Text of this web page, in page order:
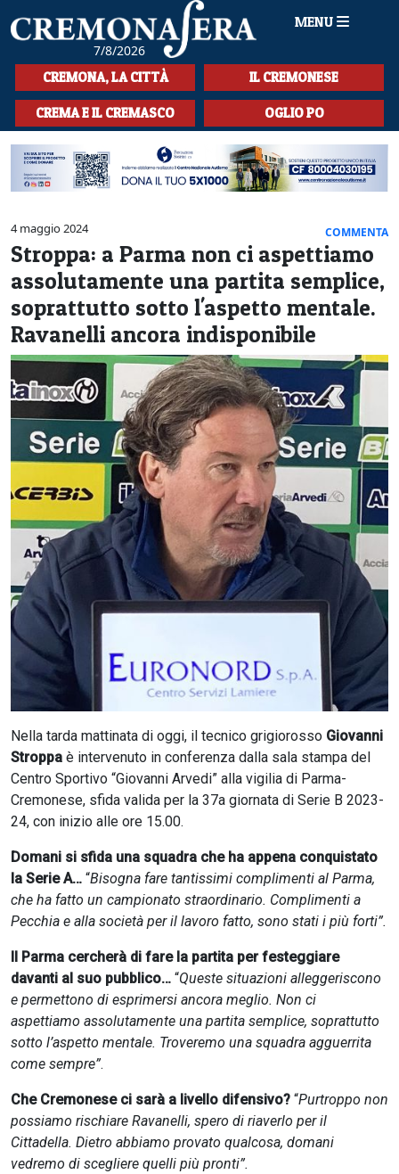
7/8/2026
MENU
HOME
CRONACA
SPORT
LA MUSICA
CULTURA
LA STORIA
L'EDITORIALE
SEZIONI
CERCA
CREMONA, LA CITTÀ IL CREMONESE
CREMA E IL CREMASCO OGLIO PO
4 maggio 2024 COMMENTA
Stroppa: a Parma non ci aspettiamo
assolutamente una partita semplice,
soprattutto sotto l'aspetto mentale.
Ravanelli ancora indisponibile
Nella tarda mattinata di oggi, il tecnico grigiorosso Giovanni
Stroppa è intervenuto in conferenza dalla sala stampa del
Centro Sportivo “Giovanni Arvedi” alla vigilia di Parma-
Cremonese, sfida valida per la 37a giornata di Serie B 2023-
24, con inizio alle ore 15.00.
Domani si sfida una squadra che ha appena conquistato
la Serie A… “Bisogna fare tantissimi complimenti al Parma,
che ha fatto un campionato straordinario. Complimenti a
Pecchia e alla società per il lavoro fatto, sono stati i più forti”.
Il Parma cercherà di fare la partita per festeggiare
davanti al suo pubblico… “Queste situazioni alleggeriscono
e permettono di esprimersi ancora meglio. Non ci
aspettiamo assolutamente una partita semplice, soprattutto
sotto l’aspetto mentale. Troveremo una squadra agguerrita
come sempre”.
Che Cremonese ci sarà a livello difensivo? “Purtroppo non
possiamo rischiare Ravanelli, spero di riaverlo per il
Cittadella. Dietro abbiamo provato qualcosa, domani
vedremo di scegliere quelli più pronti”.